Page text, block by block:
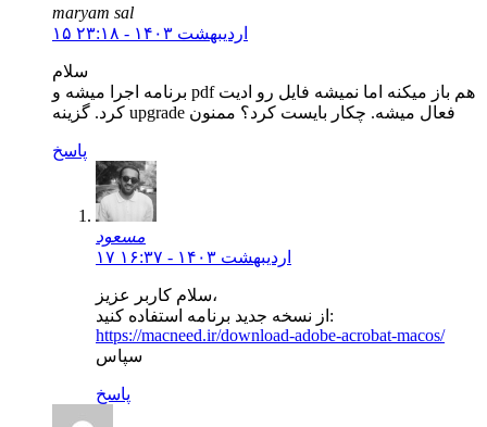
maryam sal
۱۵ اردیبهشت ۱۴۰۳ - ۲۳:۱۸
سلام
برنامه اجرا میشه و pdf هم باز میکنه اما نمیشه فایل رو ادیت
کرد. گزینه upgrade فعال میشه. چکار بایست کرد؟ ممنون
پاسخ
مسعود
۱۷ اردیبهشت ۱۴۰۳ - ۱۶:۳۷
سلام کاربر عزیز،
از نسخه جدید برنامه استفاده کنید:
https://macneed.ir/download-adobe-acrobat-macos/
سپاس
پاسخ